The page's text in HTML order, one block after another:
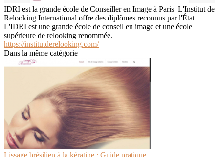
IDRI est la grande école de Conseiller en Image à Paris. L'Institut de
Relooking International offre des diplômes reconnus par l'État.
L'IDRI est une grande école de conseil en image et une école
supérieure de relooking renommée.
https://institutderelooking.com/
Dans la même catégorie
Lissage brésilien à la kératine : Guide pratique